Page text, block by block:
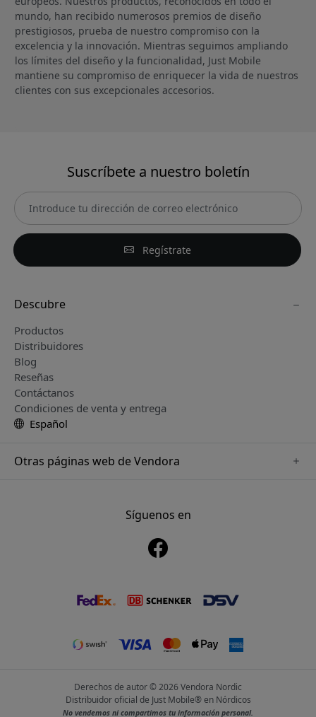
mundo, han recibido numerosos premios de diseño
prestigiosos, prueba de nuestro compromiso con la
excelencia y la innovación. Mientras seguimos ampliando
los límites del diseño y la funcionalidad, Just Mobile
mantiene su compromiso de enriquecer la vida de nuestros
clientes con sus excepcionales accesorios.
Suscríbete a nuestro boletín
Regístrate
Descubre
Productos
Distribuidores
Blog
Reseñas
Contáctanos
Condiciones de venta y entrega
Español
Otras páginas web de Vendora
www.nordicsmartlight.seSíguenos en
Derechos de autor © 2026 Vendora Nordic
Distribuidor oficial de Just Mobile® en Nórdicos
No vendemos ni compartimos tu información personal.